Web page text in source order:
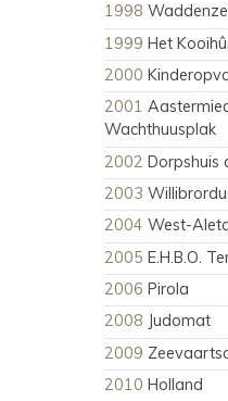
1998
1999 Het
2000
2001
Wachthuusplak
2002 Dorpshuis
2003
2004 West-
2005 E.H.B.O.
2006 Pirola
2008 Judomat
2009
2010 Holland